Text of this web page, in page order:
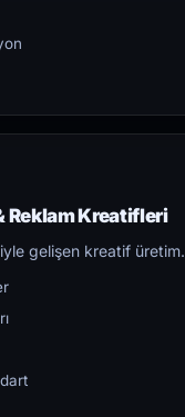
Reklam Kreatifleri
gelişen kreatif üretim.